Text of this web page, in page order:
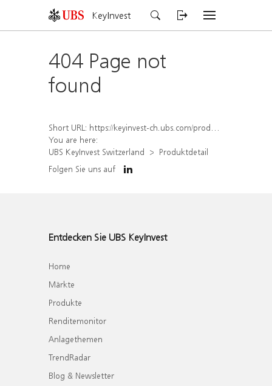
KeyInvest
404 Page not
found
Short URL: https://keyinvest-ch.ubs.com/produkt/detail/index/isin/CH1570361951
You are here:
UBS KeyInvest Switzerland
Produktdetail
Folgen Sie uns auf
Entdecken Sie UBS KeyInvest
Home
Märkte
Produkte
Renditemonitor
Anlagethemen
TrendRadar
Blog & Newsletter